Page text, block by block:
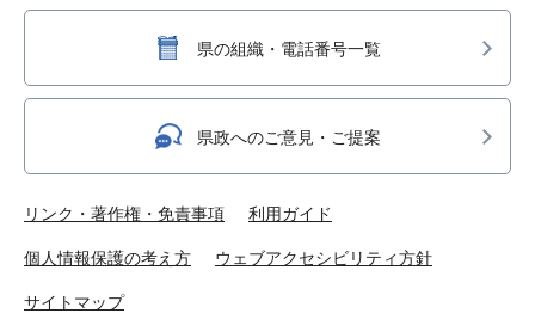
県の組織・電話番号一覧
県政へのご意見・ご提案
リンク・著作権・免責事項 利用ガイド
個人情報保護の考え方 ウェブアクセシビリティ方針
サイトマップ